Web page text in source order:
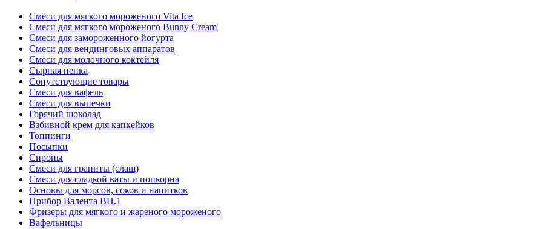
Смеси для мягкого мороженого Vita Ice
Смеси для мягкого мороженого Bunny Cream
Смеси для замороженного йогурта
Смеси для вендинговых аппаратов
Смеси для молочного коктейля
Сырная пенка
Сопутствующие товары
Смеси для вафель
Смеси для выпечки
Горячий шоколад
Взбивной крем для капкейков
Топпинги
Посыпки
Сиропы
Смеси для граниты (слаш)
Смеси для сладкой ваты и попкорна
Основы для морсов, соков и напитков
Прибор Валента ВЦ.1
Фризеры для мягкого и жареного мороженого
Вафельницы